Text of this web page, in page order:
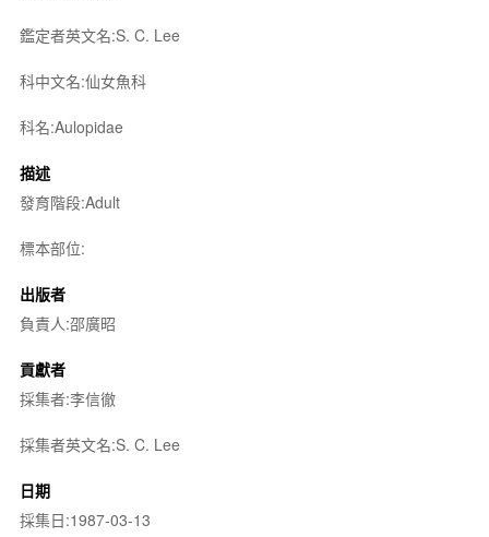
鑑定者英文名:S. C. Lee
科中文名:仙女魚科
科名:Aulopidae
描述
發育階段:Adult
標本部位:
出版者
負責人:邵廣昭
貢獻者
採集者:李信徹
採集者英文名:S. C. Lee
日期
採集日:1987-03-13